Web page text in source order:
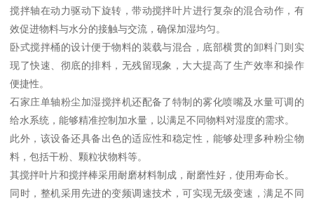
搅拌轴在动力驱动下旋转，带动搅拌叶片进行复杂的混合动作，有
效促进物料与水分的接触与交流，确保加湿均匀。
卧式搅拌桶的设计便于物料的装载与混合，底部横贯的卸料门则实
现了快速、彻底的排料，无残留现象，大大提高了生产效率和操作
便捷性。
石家庄单轴粉尘加湿搅拌机还配备了特制的雾化喷嘴及水量可调的
给水系统，能够精准控制加水量，以满足不同物料对湿度的需求。
此外，该设备还具备出色的适应性和稳定性，能够处理多种粉尘物
料，包括干粉、颗粒状物料等。
其搅拌叶片和搅拌棒采用耐磨材料制成，耐磨性好，使用寿命长。
同时，整机采用先进的变频调速技术，可实现无级变速，满足不同